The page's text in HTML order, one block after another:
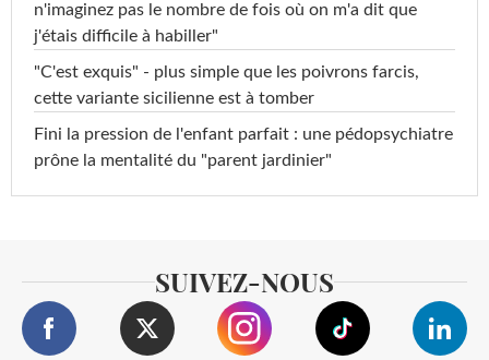
n'imaginez pas le nombre de fois où on m'a dit que
j'étais difficile à habiller"
"C'est exquis" - plus simple que les poivrons farcis,
cette variante sicilienne est à tomber
Fini la pression de l'enfant parfait : une pédopsychiatre
prône la mentalité du "parent jardinier"
SUIVEZ-NOUS